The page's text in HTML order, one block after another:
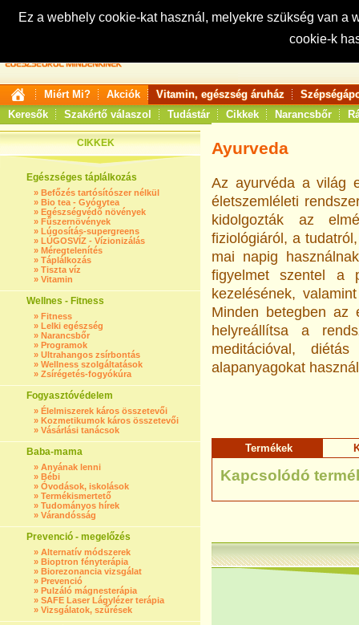
Ez a webhely cookie-kat használ, melyekre szükség van
cookie-k
Keresés:
Miért Mi? Akciók Vitamin, egészség áruház
Keresők
Szakértő válaszol Tudástár Cikkek Narancsbőr
CIKKEK
Egészséges táplálkozás
» Befőzés tartósítószer nélkül
» Bio tea - Gyógytea
» Egészségvédő növények
» Fűszernövények
» Lúgosítás-supergreens
» LÚGOSVÍZ - Vízionizálás
» Méregtelenítés
» Táplálkozás
» Tiszta víz
» Vitamin
Wellnes - Fitness
» Fitness
» Lelki egészség
» Narancsbőr
» Programok
» Ultrahangos zsírbontás
» Wellness szolgáltatások
» Zsírégetés-fogyókúra
Fogyasztóvédelem
» Élelmiszerek káros összetevői
» Kozmetikumok káros összetevői
» Vásárlási tanácsok
Baba-mama
» Anyának lenni
» Bébi
» Óvodások, iskolások
» Termékismertető
» Tudományos hírek
» Várandósság
Prevenció - megelőzés
» Alternatív módszerek
» Bioptron fényterápia
» Biorezonancia vizsgálat
» Prevenció
» Pulzáló mágnesterápia
» SAFE Laser Lágylézer terápia
» Vizsgálatok, szűrések
Ayurveda
Az ayurvéda a világ
életszemléleti
kidolgozták az
fiziológiáról, a
mai napig
figyelmet szentel a
kezelésének,
Minden betegben az
helyreállítsa a
meditációval,
alapanyagokat
Termékek
Kapcsolódó